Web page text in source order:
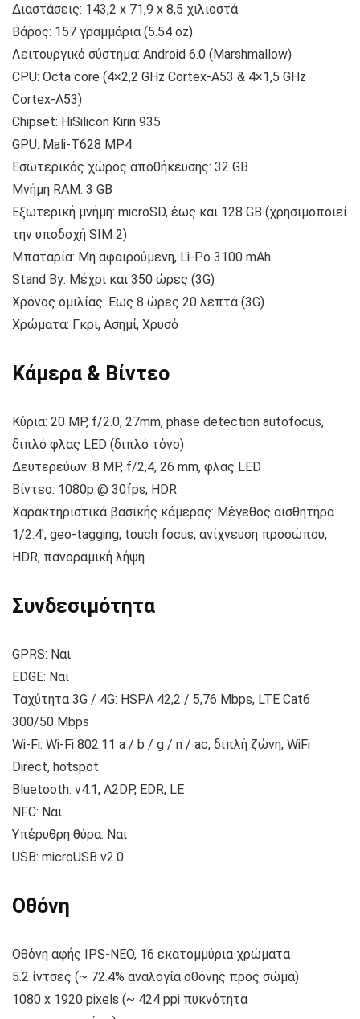
Διαστάσεις: 143,2 x 71,9 x 8,5 χιλιοστά
Βάρος: 157 γραμμάρια (5.54 oz)
Λειτουργικό σύστημα: Android 6.0 (Marshmallow)
CPU: Octa core (4×2,2 GHz Cortex-A53 & 4×1,5 GHz
Cortex-A53)
Chipset: HiSilicon Kirin 935
GPU: Mali-T628 MP4
Εσωτερικός χώρος αποθήκευσης: 32 GB
Μνήμη RAM: 3 GB
Εξωτερική μνήμη: microSD, έως και 128 GB (χρησιμοποιεί
την υποδοχή SIM 2)
Μπαταρία: Μη αφαιρούμενη, Li-Po 3100 mAh
Stand By: Μέχρι και 350 ώρες (3G)
Χρόνος ομιλίας: Έως 8 ώρες 20 λεπτά (3G)
Χρώματα: Γκρι, Ασημί, Χρυσό
Κάμερα & Βίντεο
Κύρια: 20 MP, f/2.0, 27mm, phase detection autofocus,
διπλό φλας LED (διπλό τόνο)
Δευτερεύων: 8 MP, f/2,4, 26 mm, φλας LED
Βίντεο: 1080p @ 30fps, HDR
Χαρακτηριστικά βασικής κάμερας: Μέγεθος αισθητήρα
1/2.4′, geo-tagging, touch focus, ανίχνευση προσώπου,
HDR, πανοραμική λήψη
Συνδεσιμότητα
GPRS: Ναι
EDGE: Ναι
Ταχύτητα 3G / 4G: HSPA 42,2 / 5,76 Mbps, LTE Cat6
300/50 Mbps
Wi-Fi: Wi-Fi 802.11 a / b / g / n / ac, διπλή ζώνη, WiFi
Direct, hotspot
Bluetooth: v4.1, A2DP, EDR, LE
NFC: Ναι
Υπέρυθρη θύρα: Ναι
USB: microUSB v2.0
Οθόνη
Οθόνη αφής IPS-NEO, 16 εκατομμύρια χρώματα
5.2 ίντσες (~ 72.4% αναλογία οθόνης προς σώμα)
1080 x 1920 pixels (~ 424 ppi πυκνότητα